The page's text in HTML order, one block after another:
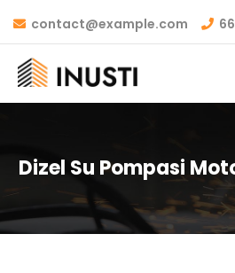
contact@example.com
Dizel Su Pompasi